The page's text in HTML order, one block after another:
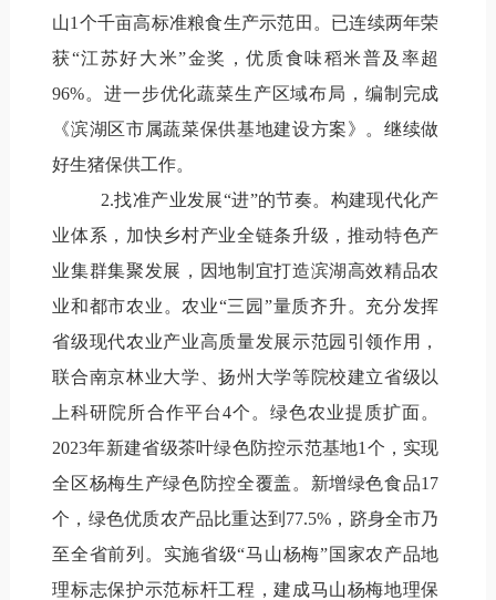
山1个千亩高标准粮食生产示范田。已连续两年荣
获“江苏好大米”金奖，优质食味稻米普及率超
96%。进一步优化蔬菜生产区域布局，编制完成
《滨湖区市属蔬菜保供基地建设方案》。继续做
好生猪保供工作。
2.找准产业发展“进”的节奏。构建现代化产
业体系，加快乡村产业全链条升级，推动特色产
业集群集聚发展，因地制宜打造滨湖高效精品农
业和都市农业。农业“三园”量质齐升。充分发挥
省级现代农业产业高质量发展示范园引领作用，
联合南京林业大学、扬州大学等院校建立省级以
上科研院所合作平台4个。绿色农业提质扩面。
2023年新建省级茶叶绿色防控示范基地1个，实现
全区杨梅生产绿色防控全覆盖。新增绿色食品17
个，绿色优质农产品比重达到77.5%，跻身全市乃
至全省前列。实施省级“马山杨梅”国家农产品地
理标志保护示范标杆工程，建成马山杨梅地理保